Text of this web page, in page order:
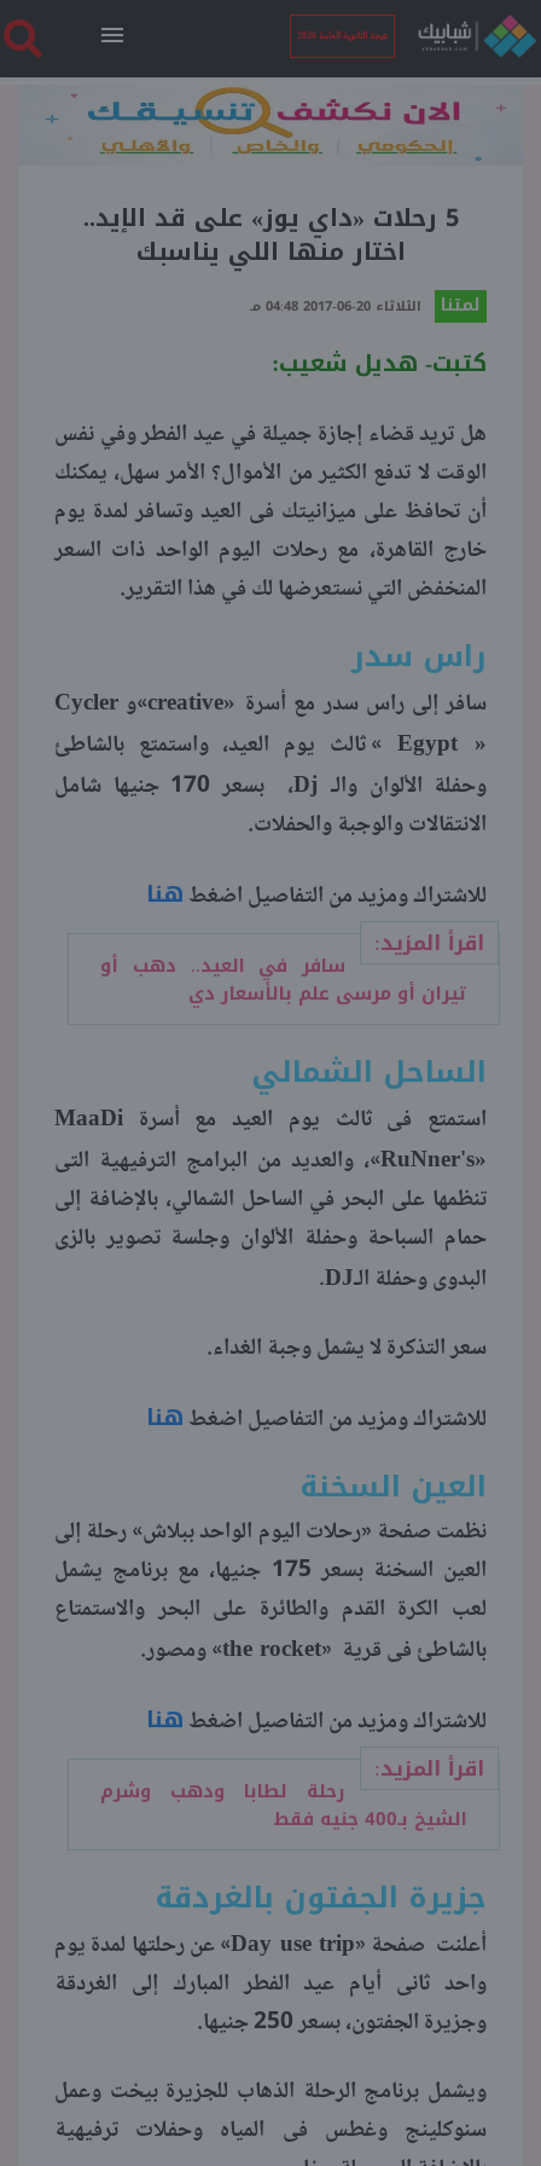
نتيجة الثانوية العامة 2026
الرئيسية
نتيجة الثانوية العامة 2026
فنجان قهوة
بوابة الطلبة
ملفات
منوعات
5 رحلات «داي يوز» على قد الإيد..
اختار منها اللي يناسبك
لمتنا الثلاثاء 20-06-2017 04:48 مـ
كتبت- هديل شعيب:
هل تريد قضاء إجازة جميلة في عيد الفطر وفي نفس
الوقت لا تدفع الكثير من الأموال؟ الأمر سهل، يمكنك
أن تحافظ على ميزانيتك فى العيد وتسافر لمدة يوم
خارج القاهرة، مع رحلات اليوم الواحد ذات السعر
المنخفض التي نستعرضها لك في هذا التقرير.
راس سدر
سافر إلى راس سدر مع أسرة creative»»و Cycler
Egypt »» ثالث يوم العيد، واستمتع بالشاطئ
وحفلة الألوان والـ Dj
، بسعر 170 جنيها شامل
الانتقالات والوجبة والحفلات.
للاشتراك ومزيد من التفاصيل اضغطهنا
اقرأ المزيد:
سافر في العيد.. دهب أو
تيران أو مرسى علم بالأسعار دي
الساحل الشمالي
استمتع فى ثالث يوم العيد مع أسرة MaaDi
RuNner's»»، والعديد من البرامج الترفيهية التى
تنظمها على البحر في الساحل الشمالي، بالإضافة إلى
حمام السباحة وحفلة الألوان وجلسة تصوير بالزى
البدوى وحفلة الـDJ
.
سعر التذكرة لا يشمل وجبة الغداء.
للاشتراك ومزيد من التفاصيل اضغطهنا
العين السخنة
نظمت صفحة «رحلات اليوم الواحد ببلاش» رحلة إلى
العين السخنة بسعر 175 جنيها، مع برنامج يشمل
لعب الكرة القدم والطائرة على البحر والاستمتاع
بالشاطئ فى قرية «the rocket» ومصور.
للاشتراك ومزيد من التفاصيل اضغطهنا
اقرأ المزيد:
رحلة لطابا ودهب وشرم
الشيخ بـ400 جنيه فقط
جزيرة الجفتون بالغردقة
أعلنت صفحة «Day use trip» عن رحلتها لمدة يوم
واحد ثانى أيام عيد الفطر المبارك إلى الغردقة
وجزيرة الجفتون، بسعر 250 جنيها.
ويشمل برنامج الرحلة الذهاب للجزيرة بيخت وعمل
سنوكلينج وغطس فى المياه وحفلات ترفيهية